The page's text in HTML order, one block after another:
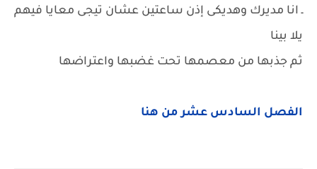
ـ انا مديرك وهديكى إذن ساعتين عشان تيجى معايا فيهم
يلا بينا
ثم جذبها من معصمها تحت غضبها واعتراضها
الفصل السادس عشر من هنا